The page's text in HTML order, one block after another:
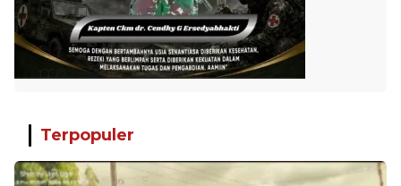
Terpopuler